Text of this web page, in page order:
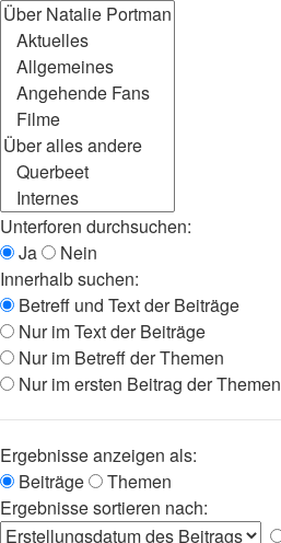
Unterforen durchsuchen:
Ja
Nein
Innerhalb suchen:
Betreff und Text der Beiträge
Nur im Text der Beiträge
Nur im Betreff der Themen
Nur im ersten Beitrag der Themen
Ergebnisse anzeigen als:
Beiträge
Themen
Ergebnisse sortieren nach: